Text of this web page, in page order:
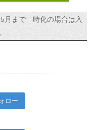
月まで 時化の場合は入
ロー